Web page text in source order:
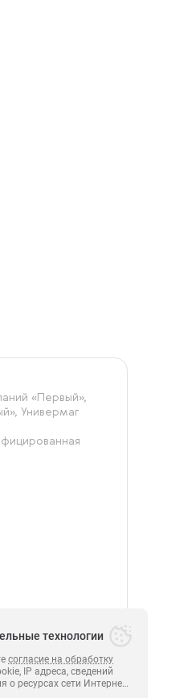
«‎Первый»,
Универмаг
технологии
согласие на обработку
сведений
о ресурсах сети Интернет,